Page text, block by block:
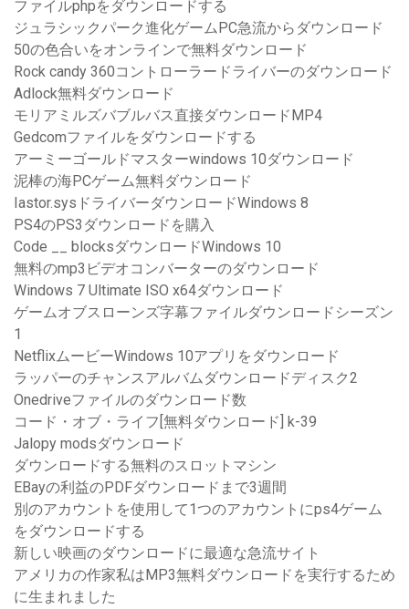
ファイルphpをダウンロードする
ジュラシックパーク進化ゲームPC急流からダウンロード
50の色合いをオンラインで無料ダウンロード
Rock candy 360コントローラードライバーのダウンロード
Adlock無料ダウンロード
モリアミルズバブルバス直接ダウンロードMP4
Gedcomファイルをダウンロードする
アーミーゴールドマスターwindows 10ダウンロード
泥棒の海PCゲーム無料ダウンロード
Iastor.sysドライバーダウンロードWindows 8
PS4のPS3ダウンロードを購入
Code __ blocksダウンロードWindows 10
無料のmp3ビデオコンバーターのダウンロード
Windows 7 Ultimate ISO x64ダウンロード
ゲームオブスローンズ字幕ファイルダウンロードシーズン
1
NetflixムービーWindows 10アプリをダウンロード
ラッパーのチャンスアルバムダウンロードディスク2
Onedriveファイルのダウンロード数
コード・オブ・ライフ[無料ダウンロード] k-39
Jalopy modsダウンロード
ダウンロードする無料のスロットマシン
EBayの利益のPDFダウンロードまで3週間
別のアカウントを使用して1つのアカウントにps4ゲーム
をダウンロードする
新しい映画のダウンロードに最適な急流サイト
アメリカの作家私はMP3無料ダウンロードを実行するため
に生まれました